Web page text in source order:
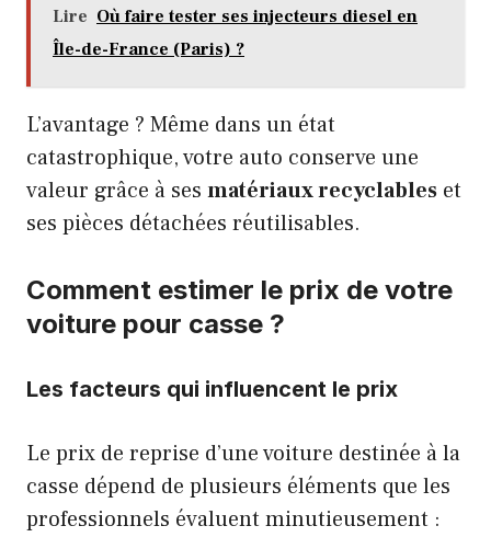
Lire Où faire tester ses injecteurs diesel en
Île-de-France (Paris) ?
L’avantage ? Même dans un état
catastrophique, votre auto conserve une
valeur grâce à ses matériaux recyclables et
ses pièces détachées réutilisables.
Comment estimer le prix de votre
voiture pour casse ?
Les facteurs qui influencent le prix
Le prix de reprise d’une voiture destinée à la
casse dépend de plusieurs éléments que les
professionnels évaluent minutieusement :